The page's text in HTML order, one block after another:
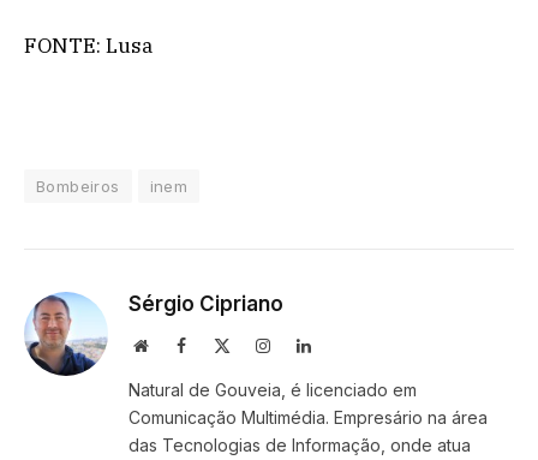
FONTE: Lusa
Bombeiros inem
Sérgio Cipriano
WebsiteFacebook InstagramLinkedIn
Natural de Gouveia, é licenciado em
Comunicação Multimédia. Empresário na área
das Tecnologias de Informação, onde atua